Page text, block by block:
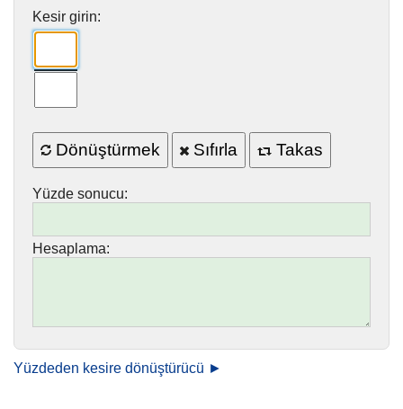
Kesir girin:
Dönüştürmek Sıfırla Takas
Yüzde sonucu:
Hesaplama:
Yüzdeden kesire dönüştürücü ►